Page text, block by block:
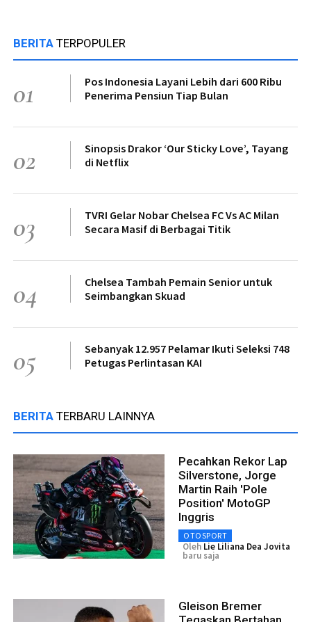
BERITA TERPOPULER
01
Pos Indonesia Layani Lebih dari 600 Ribu
Penerima Pensiun Tiap Bulan
02
Sinopsis Drakor ‘Our Sticky Love’, Tayang
di Netflix
03
TVRI Gelar Nobar Chelsea FC Vs AC Milan
Secara Masif di Berbagai Titik
04
Chelsea Tambah Pemain Senior untuk
Seimbangkan Skuad
05
Sebanyak 12.957 Pelamar Ikuti Seleksi 748
Petugas Perlintasan KAI
BERITA TERBARU LAINNYA
Pecahkan Rekor Lap
Silverstone, Jorge
Martin Raih 'Pole
Position' MotoGP
Inggris
OTOSPORT
Oleh Lie Liliana Dea Jovita
baru saja
Gleison Bremer